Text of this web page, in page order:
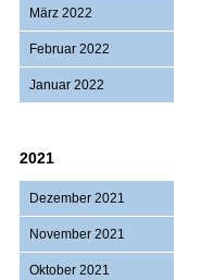
März 2022
Februar 2022
Januar 2022
2021
Dezember 2021
November 2021
Oktober 2021